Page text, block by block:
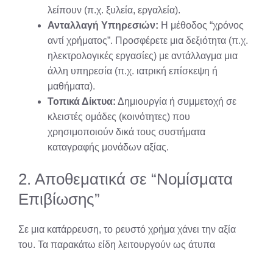
λείπουν (π.χ. ξυλεία, εργαλεία).
Ανταλλαγή Υπηρεσιών: Η μέθοδος “χρόνος
αντί χρήματος”. Προσφέρετε μια δεξιότητα (π.χ.
ηλεκτρολογικές εργασίες) με αντάλλαγμα μια
άλλη υπηρεσία (π.χ. ιατρική επίσκεψη ή
μαθήματα).
Τοπικά Δίκτυα: Δημιουργία ή συμμετοχή σε
κλειστές ομάδες (κοινότητες) που
χρησιμοποιούν δικά τους συστήματα
καταγραφής μονάδων αξίας.
2. Αποθεματικά σε “Νομίσματα
Επιβίωσης”
Σε μια κατάρρευση, το ρευστό χρήμα χάνει την αξία
του. Τα παρακάτω είδη λειτουργούν ως άτυπα